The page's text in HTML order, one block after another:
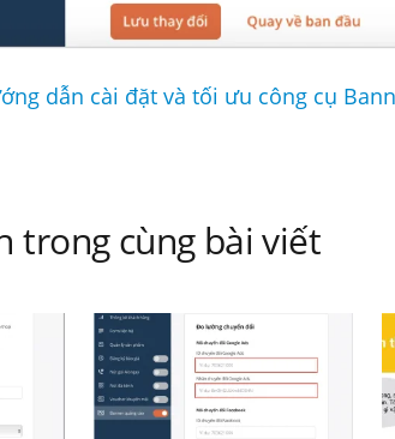
dẫn cài đặt và tối ưu công cụ
trong cùng bài viết